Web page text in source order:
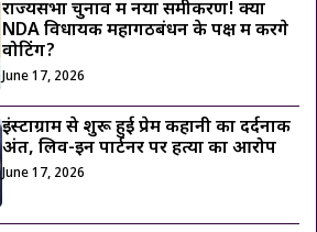
राज्यसभा चुनाव में नया समीकरण! क्या
NDA विधायक महागठबंधन के पक्ष में करेंगे
वोटिंग?
June 17, 2026
इंस्टाग्राम से शुरू हुई प्रेम कहानी का दर्दनाक
अंत, लिव-इन पार्टनर पर हत्या का आरोप
June 17, 2026